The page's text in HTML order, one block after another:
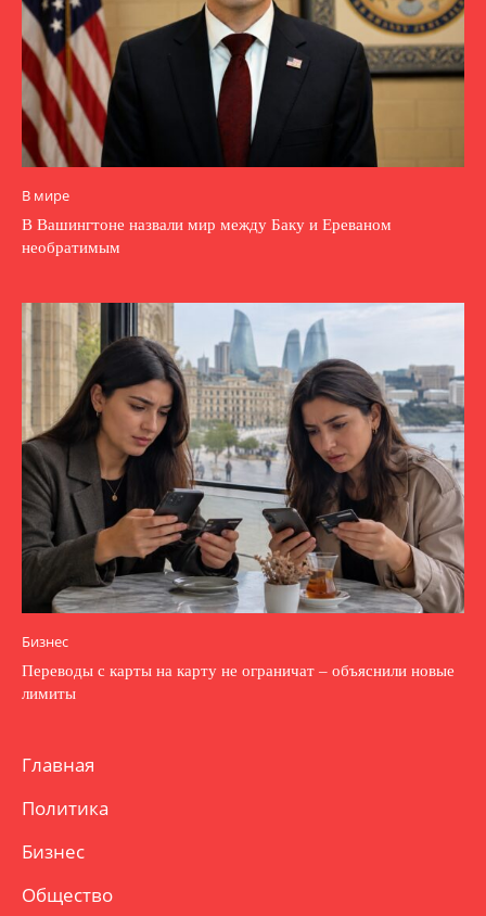
В мире
В Вашингтоне назвали мир между Баку и Ереваном
необратимым
Бизнес
Переводы с карты на карту не ограничат – объяснили новые
лимиты
Главная
Политика
Бизнес
Общество